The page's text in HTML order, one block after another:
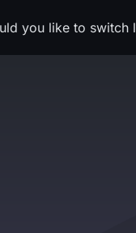
you like to switch